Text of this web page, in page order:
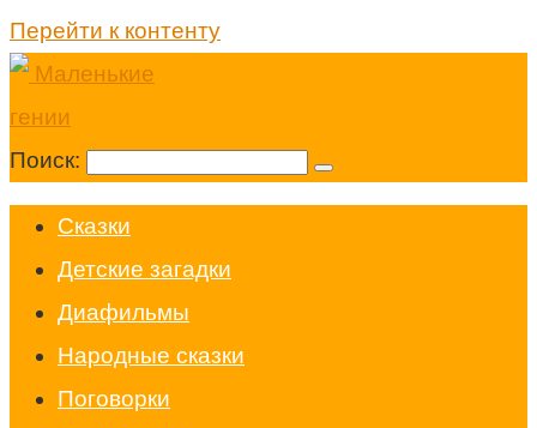
Перейти к контенту
Поиск:
Cказки
Детские загадки
Диафильмы
Народные сказки
Поговорки